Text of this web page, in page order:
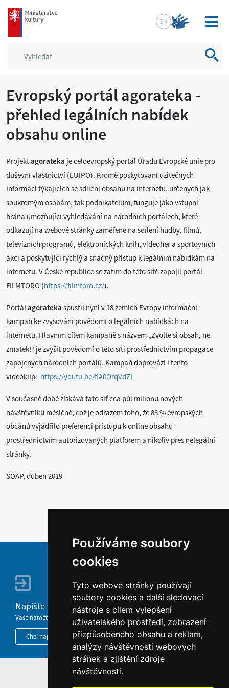
Používáme soubory
cookies
Tyto webové stránky používají
soubory cookies a další sledovací
nástroje s cílem vylepšení
uživatelského prostředí, zobrazení
přizpůsobeného obsahu a reklam,
analýzy návštěvnosti webových
stránek a zjištění zdroje
návštěvnosti.
mkcr.cz
EN
Evropský portál agorateka -
přehled legálních nabídek
obsahu online
Projektagorateka je celoevropský portál Úřadu Evropské unie pro
duševní vlastnictví (EUIPO). Kromě poskytování užitečných
informací týkajících se sdílení obsahu na internetu, určených jak
soukromým osobám, tak podnikatelům, funguje jako vstupní
brána umožňující vyhledávání na národních portálech, které
odkazují na webové stránky zaměřené na sdílení hudby, filmů,
televizních programů, elektronických knih, videoher a sportovních
akcí a poskytující rychlý a snadný přístup k legálním nabídkám na
internetu. V České republice se zatím do této sítě zapojil portál
FILMTORO (https://filmtoro.cz/).
Portálagorateka spustil nyní v 18 zemích Evropy informační
kampaň ke zvyšování povědomí o legálních nabídkách na
internetu. Hlavním cílem kampaně s názvem „Zvolte si obsah, ne
zmatek!“ je zvýšit povědomí o této síti prostřednictvím propagace
zapojených národních portálů. Kampaň doprovází i tento
videoklip: https://youtu.be/fIA0QrqVdZI
V současné době získává tato síť cca půl milionu nových
návštěvníků měsíčně, což je odrazem toho, že 83 % evropských
občanů vyjádřilo preferenci přístupu k online obsahu
prostřednictvím autorizovaných platforem a nikoliv přes nelegální
stránky.
SOAP, duben 2019
Napište nám
Vaše náměty, komentáře, připomínky a dotazy nezůstanou bez odezvy.
Chci napsat MKČR
HOME